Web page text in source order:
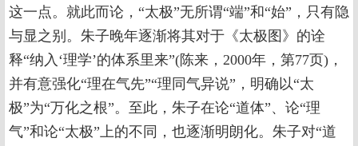
这一点。就此而论，“太极”无所谓“端”和“始”，只有隐
与显之别。朱子晚年逐渐将其对于《太极图》的诠
释“纳入‘理学’的体系里来”(陈来，2000年，第77页)，
并有意强化“理在气先”“理同气异说”，明确以“太
极”为“万化之根”。至此，朱子在论“道体”、论“理
气”和论“太极”上的不同，也逐渐明朗化。朱子对“道